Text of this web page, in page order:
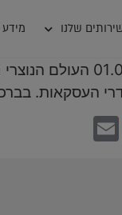
שלנו מידע
ביום שישי ה
העסקאות.
Facebook